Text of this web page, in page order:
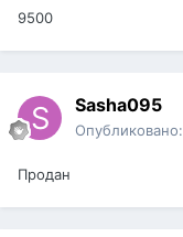
9500
Sasha095
Опубликовано:
Продан